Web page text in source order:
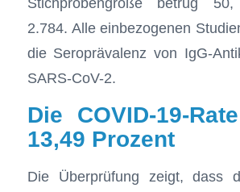
2.784. Alle einbezogenen
die Seroprävalenz von IgG-
SARS-CoV-2.
Die COVID-19-
13,49 Prozent
Die Überprüfung zeigt, dass